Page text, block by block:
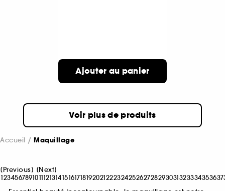
Ajouter au panier
Voir plus de produits
Accueil Maquillage
[Previous] [Next]
12345678910111213141516171819202122232425262728293031323334353637